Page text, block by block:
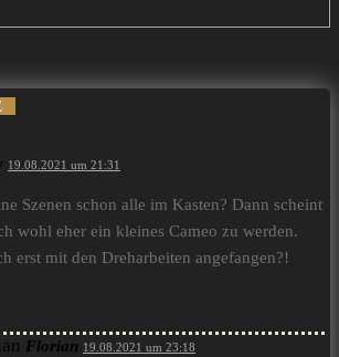
19.08.2021 um 21:31
Szenen schon alle im Kasten? Dann scheint
wohl eher ein kleines Cameo zu werden.
erst mit den Dreharbeiten angefangen?!
Florian 19.08.2021 um 23:18